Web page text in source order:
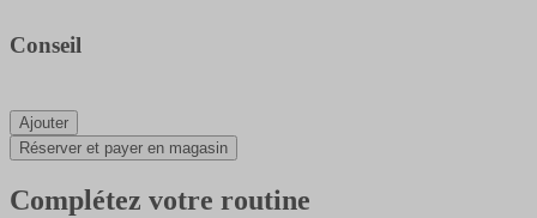
Conseil
Ajouter
Réserver et payer en magasin
Complétez votre routine